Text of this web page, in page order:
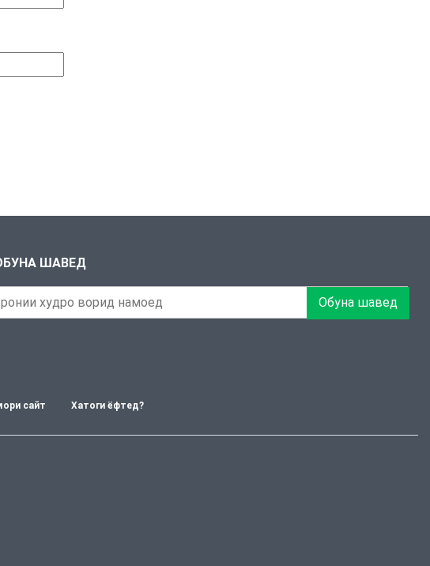
ШАВЕД
Обуна шавед
сайт Хатоги ёфтед?